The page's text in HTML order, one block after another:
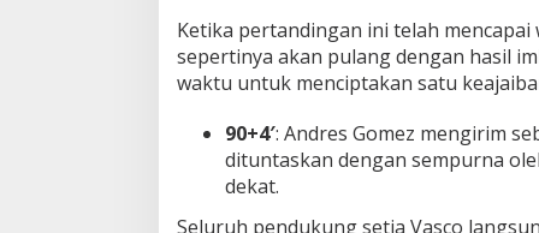
Ketika pertandingan ini telah
sepertinya akan pulang dengan hasil
waktu untuk menciptakan satu
90+4′: Andres Gomez mengirim
dituntaskan dengan sempurna
dekat.
Seluruh pendukung setia Vasco